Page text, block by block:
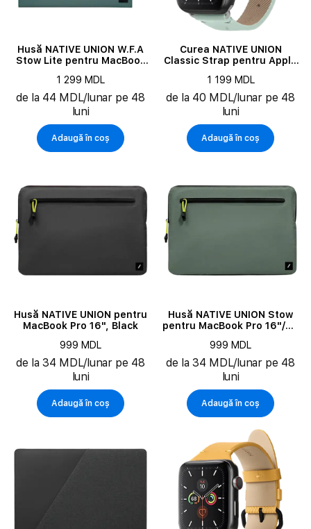
Husă NATIVE UNION W.F.A
Stow Lite pentru MacBook
1 299 MDL
de la 44 MDL/lunar pe 48
luni
Adaugă în coș
Curea NATIVE UNION
Classic Strap pentru Apple
1 199 MDL
de la 40 MDL/lunar pe 48
luni
Adaugă în coș
Husă NATIVE UNION pentru
MacBook Pro 16", Black
999 MDL
de la 34 MDL/lunar pe 48
luni
Adaugă în coș
Husă NATIVE UNION Stow
pentru MacBook Pro 16"/Air
999 MDL
de la 34 MDL/lunar pe 48
luni
Adaugă în coș